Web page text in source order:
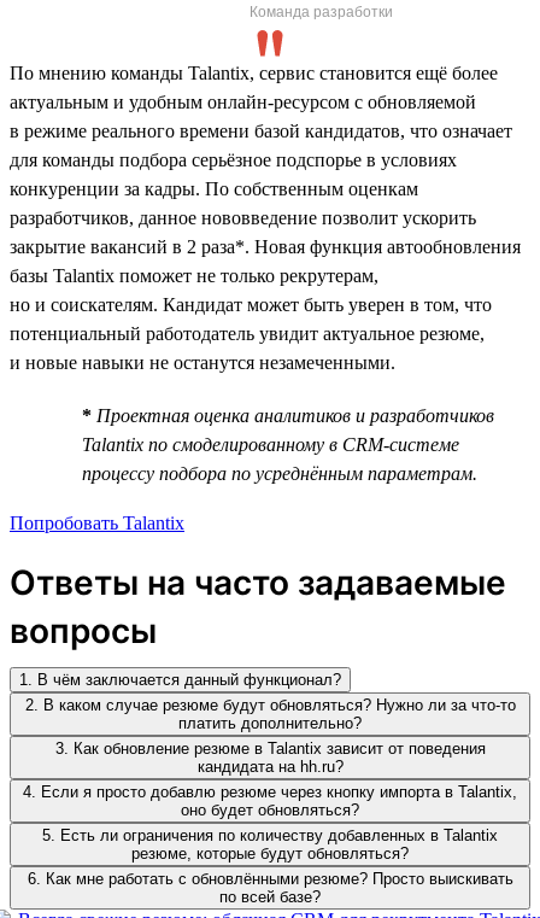
Команда разработки
По мнению команды Talantix, сервис становится ещё более
актуальным и удобным онлайн-ресурсом с обновляемой
в режиме реального времени базой кандидатов, что означает
для команды подбора серьёзное подспорье в условиях
конкуренции за кадры. По собственным оценкам
разработчиков, данное нововведение позволит ускорить
закрытие вакансий в 2 раза*. Новая функция автообновления
базы Talantix поможет не только рекрутерам,
но и соискателям. Кандидат может быть уверен в том, что
потенциальный работодатель увидит актуальное резюме,
и новые навыки не останутся незамеченными.
* Проектная оценка аналитиков и разработчиков
Talantix по смоделированному в CRM-системе
процессу подбора по усреднённым параметрам.
Попробовать Talantix
Ответы на часто задаваемые
вопросы
1. В чём заключается данный функционал?
2. В каком случае резюме будут обновляться? Нужно ли за что-то
платить дополнительно?
3. Как обновление резюме в Talantix зависит от поведения
кандидата на hh.ru?
4. Если я просто добавлю резюме через кнопку импорта в Talantix,
оно будет обновляться?
5. Есть ли ограничения по количеству добавленных в Talantix
резюме, которые будут обновляться?
6. Как мне работать с обновлёнными резюме? Просто выискивать
по всей базе?